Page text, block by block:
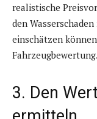
realistische
den
einschätzen
Fahrzeugbewertung.
3. Den